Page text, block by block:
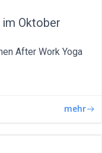
Oktober
After Work Yoga
mehr